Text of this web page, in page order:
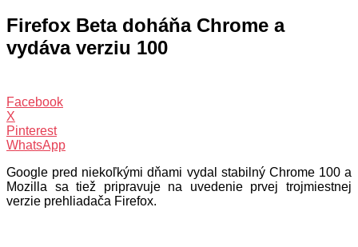
Firefox Beta doháňa Chrome a
vydáva verziu 100
Facebook
X
Pinterest
WhatsApp
Google pred niekoľkými dňami vydal stabilný Chrome 100 a
Mozilla sa tiež pripravuje na uvedenie prvej trojmiestnej
verzie prehliadača Firefox.